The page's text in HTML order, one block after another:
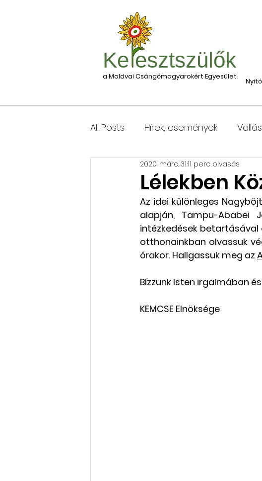
Ke esztszülők
a Moldvai Csángómagyarokért Egyesület
All Posts Hírek, események
Csomagleadás, érkezése Moldvába
Keresztgyerekek levélcíme
Rólunk szól: cikkek, videók
Oktatás, továbbképzés
Lélekben
2020. márc. 31.11 perc olvasás
Az idei különleges
alapján, Tampu-Ababei
intézkedések betartásával
otthonainkban olvassuk
órakor. Hallgassuk meg az
Bízzunk Isten irgalmában
KEMCSE Elnöksége